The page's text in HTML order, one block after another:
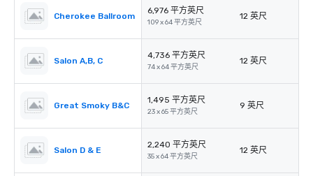
Cherokee Ballroom
6,976 平方英尺
109 x 64 平方英尺
12 英尺
Salon A,B, C
4,736 平方英尺
74 x 64 平方英尺
12 英尺
Great Smoky B&C
1,495 平方英尺
23 x 65 平方英尺
9 英尺
Salon D & E
2,240 平方英尺
35 x 64 平方英尺
12 英尺